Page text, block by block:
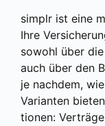
sim­plr ist eine
Ihre
sowohl über
auch über den
je nach­dem,
Vari­an­ten
tio­nen: